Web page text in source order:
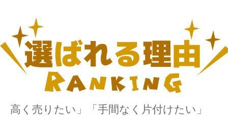
高く売りたい」「手間なく片付けたい」